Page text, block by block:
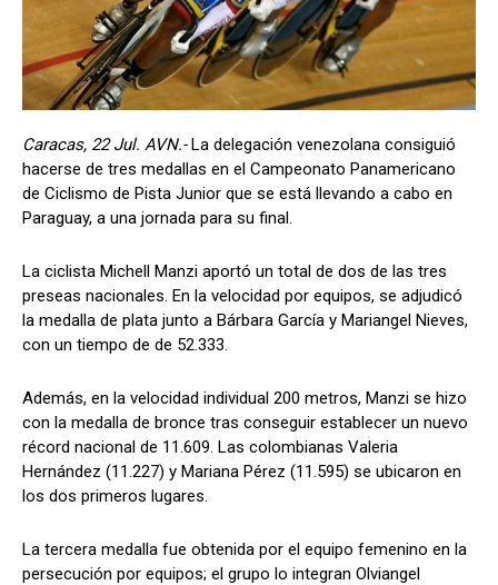
Caracas, 22 Jul. AVN.-La delegación venezolana consiguió
hacerse de tres medallas en el Campeonato Panamericano
de Ciclismo de Pista Junior que se está llevando a cabo en
Paraguay, a una jornada para su final.
La ciclista Michell Manzi aportó un total de dos de las tres
preseas nacionales. En la velocidad por equipos, se adjudicó
la medalla de plata junto a Bárbara García y Mariangel Nieves,
con un tiempo de de 52.333.
Además, en la velocidad individual 200 metros, Manzi se hizo
con la medalla de bronce tras conseguir establecer un nuevo
récord nacional de 11.609. Las colombianas Valeria
Hernández (11.227) y Mariana Pérez (11.595) se ubicaron en
los dos primeros lugares.
La tercera medalla fue obtenida por el equipo femenino en la
persecución por equipos; el grupo lo integran Olviangel